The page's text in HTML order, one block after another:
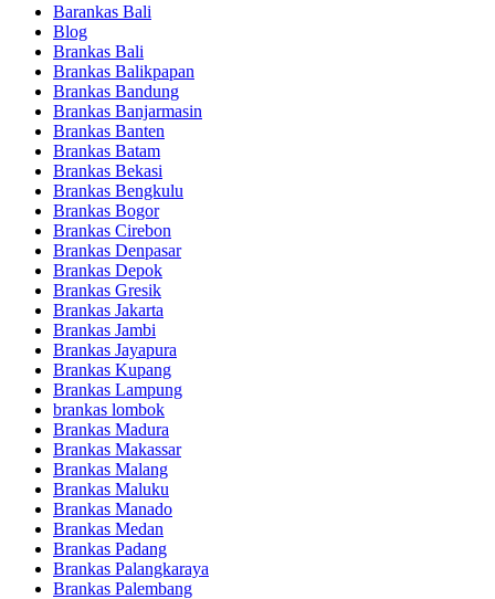
Barankas Bali
Blog
Brankas Bali
Brankas Balikpapan
Brankas Bandung
Brankas Banjarmasin
Brankas Banten
Brankas Batam
Brankas Bekasi
Brankas Bengkulu
Brankas Bogor
Brankas Cirebon
Brankas Denpasar
Brankas Depok
Brankas Gresik
Brankas Jakarta
Brankas Jambi
Brankas Jayapura
Brankas Kupang
Brankas Lampung
brankas lombok
Brankas Madura
Brankas Makassar
Brankas Malang
Brankas Maluku
Brankas Manado
Brankas Medan
Brankas Padang
Brankas Palangkaraya
Brankas Palembang